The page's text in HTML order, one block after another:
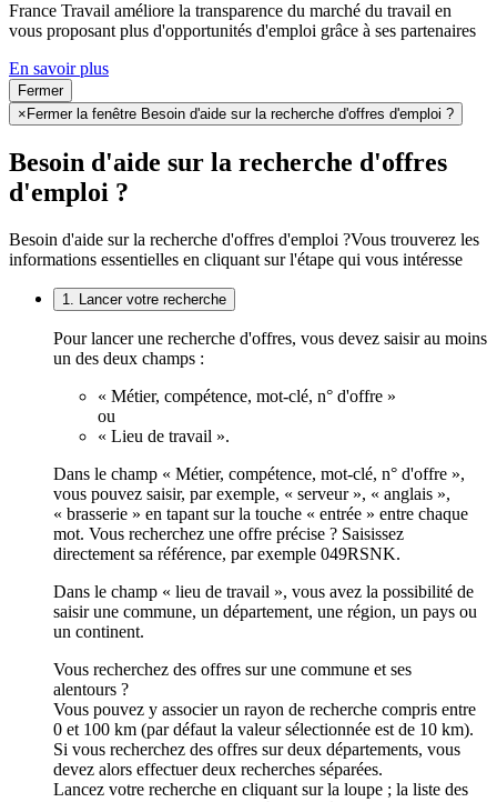
France Travail améliore la transparence du marché du travail en
vous proposant plus d'opportunités d'emploi grâce à ses partenaires
En savoir plus
Fermer
× Fermer la fenêtre Besoin d'aide sur la recherche d'offres d'emploi ?
Besoin d'aide sur la recherche d'offres
d'emploi ?
Besoin d'aide sur la recherche d'offres d'emploi ?Vous trouverez les
informations essentielles en cliquant sur l'étape qui vous intéresse
1. Lancer votre recherche
Pour lancer une recherche d'offres, vous devez saisir au moins
un des deux champs :
« Métier, compétence, mot-clé, n° d'offre »
ou
« Lieu de travail ».
Dans le champ « Métier, compétence, mot-clé, n° d'offre »,
vous pouvez saisir, par exemple, « serveur », « anglais »,
« brasserie » en tapant sur la touche « entrée » entre chaque
mot. Vous recherchez une offre précise ? Saisissez
directement sa référence, par exemple 049RSNK.
Dans le champ « lieu de travail », vous avez la possibilité de
saisir une commune, un département, une région, un pays ou
un continent.
Vous recherchez des offres sur une commune et ses
alentours ?
Vous pouvez y associer un rayon de recherche compris entre
0 et 100 km (par défaut la valeur sélectionnée est de 10 km).
Si vous recherchez des offres sur deux départements, vous
devez alors effectuer deux recherches séparées.
Lancez votre recherche en cliquant sur la loupe ; la liste des